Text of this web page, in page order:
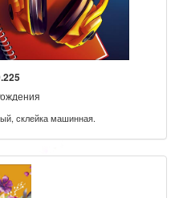
склейка машинная.